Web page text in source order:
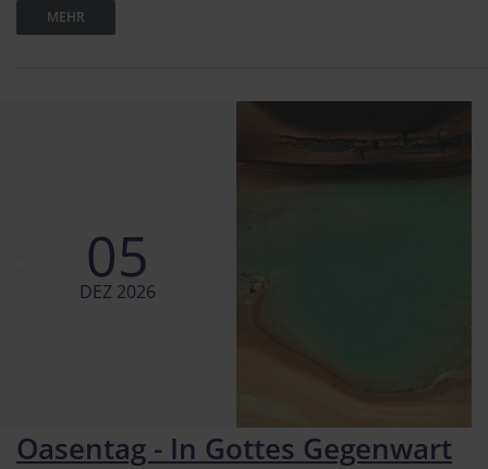
MEHR
05
DEZ 2026
Oasentag - In Gottes Gegenwart